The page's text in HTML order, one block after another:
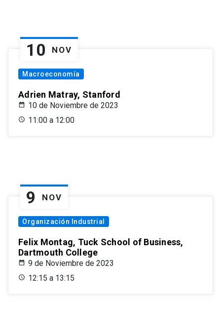
10 NOV
Macroeconomía
Adrien Matray, Stanford
10 de Noviembre de 2023
11:00 a 12:00
9 NOV
Organización Industrial
Felix Montag, Tuck School of Business,
Dartmouth College
9 de Noviembre de 2023
12:15 a 13:15